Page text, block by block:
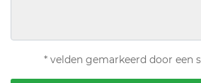
* velden gemarkeerd door een